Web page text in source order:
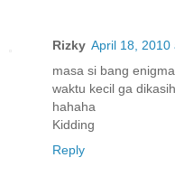
Rizky April 18, 2010
masa si bang
waktu kecil ga
hahaha
Kidding
Reply